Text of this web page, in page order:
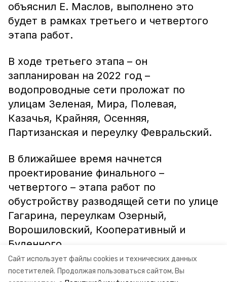
Сайт использует файлы cookies и технических данных
посетителей. Продолжая пользоваться сайтом, Вы
объяснил Е. Маслов, выполнено это
будет в рамках третьего и четвертого
этапа работ.
В ходе третьего этапа – он
запланирован на 2022 год –
водопроводные сети проложат по
улицам Зеленая, Мира, Полевая,
Казачья, Крайняя, Осенняя,
Партизанская и переулку Февральский.
В ближайшее время начнется
проектирование финального –
четвертого – этапа работ по
обустройству разводящей сети по улице
Гагарина, переулкам Озерный,
Ворошиловский, Кооперативный и
Буденного.
Информация: минЖКХ СК